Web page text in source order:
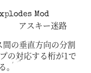
Mod
アスキー迷路
の垂直方向の分割
の対応する桁が1で
。